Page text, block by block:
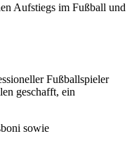
Aufstiegs im Fußball und
Fußballspieler
geschafft, ein
sowie